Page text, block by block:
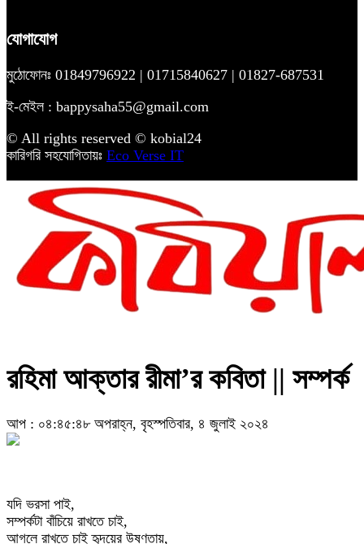
যোগাযোগ
মুঠোফোনঃ 01849796922 | 01715840627 | 01827-687531
ই-মেইল : bappysaha55@gmail.com
© All rights reserved © kobial24
কারিগরি সহযোগিতায়ঃ Eco Verse IT
রহিমা আক্তার রীমা’র কবিতা || সম্পর্ক
আপ : ০৪:৪৫:৪৮ অপরাহ্ন, বৃহস্পতিবার, ৪ জুলাই ২০২৪
যদি ভরসা পাই,
সম্পর্কটা বাঁচিয়ে রাখতে চাই,
আগলে রাখতে চাই হৃদয়ের উষ্ণতায়,